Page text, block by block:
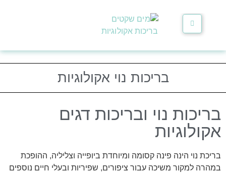
בריכות נוי אקולוגיות
בריכות נוי ובריכות דגים
אקולוגיות
בריכת נוי הינה פינה קסומה ומיוחדת ביופייה וצליליה, ההופכת
במהרה למקור משיכה עבור ציפורים, שפיריות ובעלי חיים נוספים